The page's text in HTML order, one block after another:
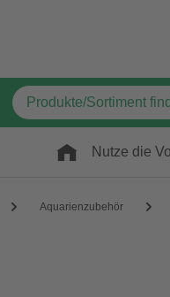
Nutze die
Aquarienzubehör